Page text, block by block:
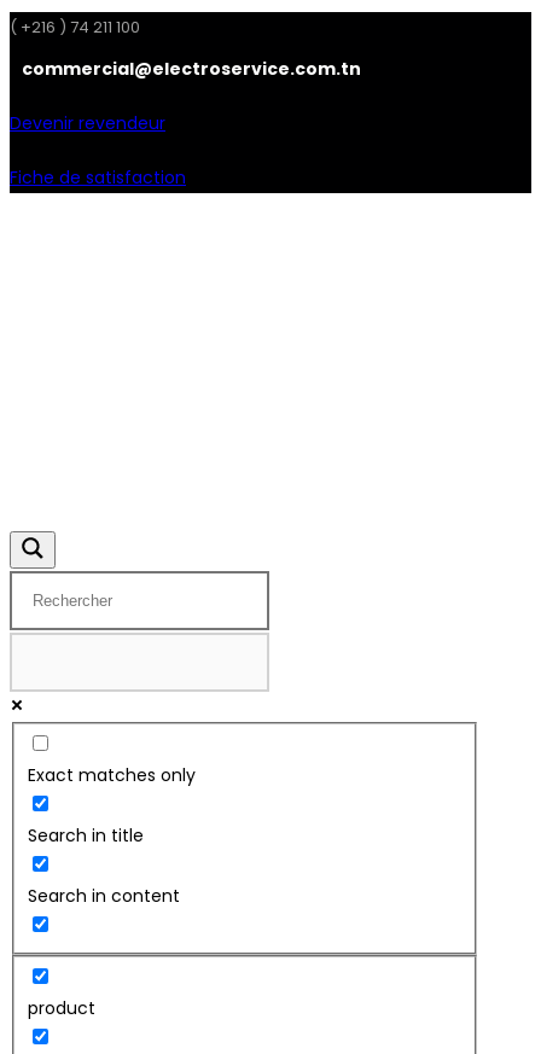
( +216 ) 74 211 100
commercial@electroservice.com.tn
Devenir revendeur
Fiche de satisfaction
Exact matches only
Search in title
Search in content
product